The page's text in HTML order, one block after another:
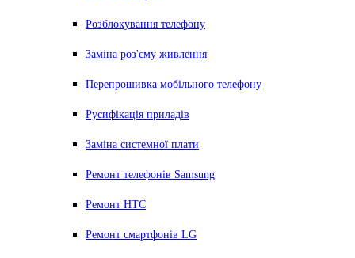
Розблокування телефону
Заміна роз'єму живлення
Перепрошивка мобільного телефону
Русифікація приладів
Заміна системної плати
Ремонт телефонів Samsung
Ремонт HTC
Ремонт смартфонів LG